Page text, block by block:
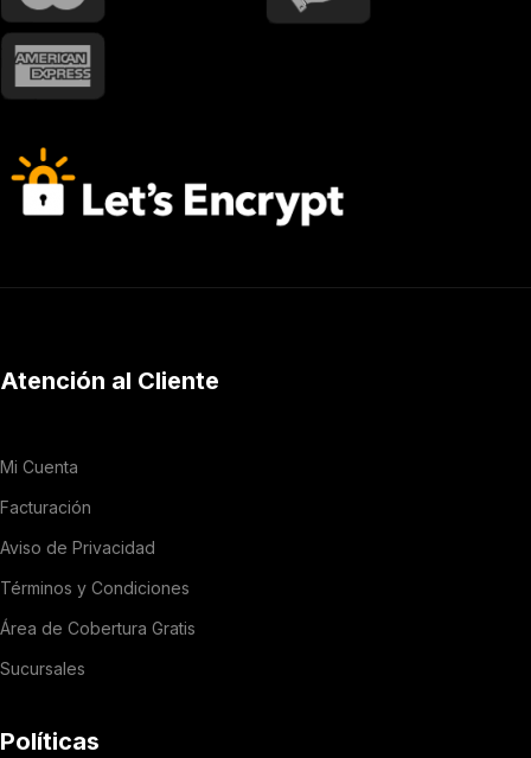
Atención al Cliente
Mi Cuenta
Facturación
Aviso de Privacidad
Términos y Condiciones
Área de Cobertura Gratis
Sucursales
Políticas